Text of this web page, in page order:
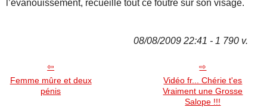
l’évanouissement, recueille tout ce foutre sur son visage.
08/08/2009 22:41 - 1 790 v.
Femme mûre et deux
pénis
Vidéo fr... Chérie t'es
Vraiment une Grosse
Salope !!!